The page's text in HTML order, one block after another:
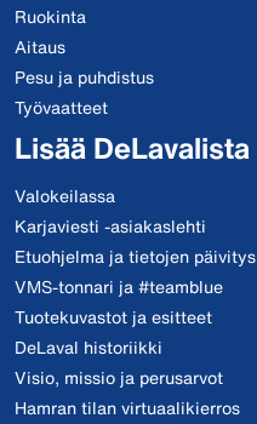
Ruokinta
Aitaus
Pesu ja puhdistus
Työvaatteet
Lisää DeLavalista
Valokeilassa
Karjaviesti -asiakaslehti
Etuohjelma ja tietojen päivitys
VMS-tonnari ja #teamblue
Tuotekuvastot ja esitteet
DeLaval historiikki
Visio, missio ja perusarvot
Hamran tilan virtuaalikierros